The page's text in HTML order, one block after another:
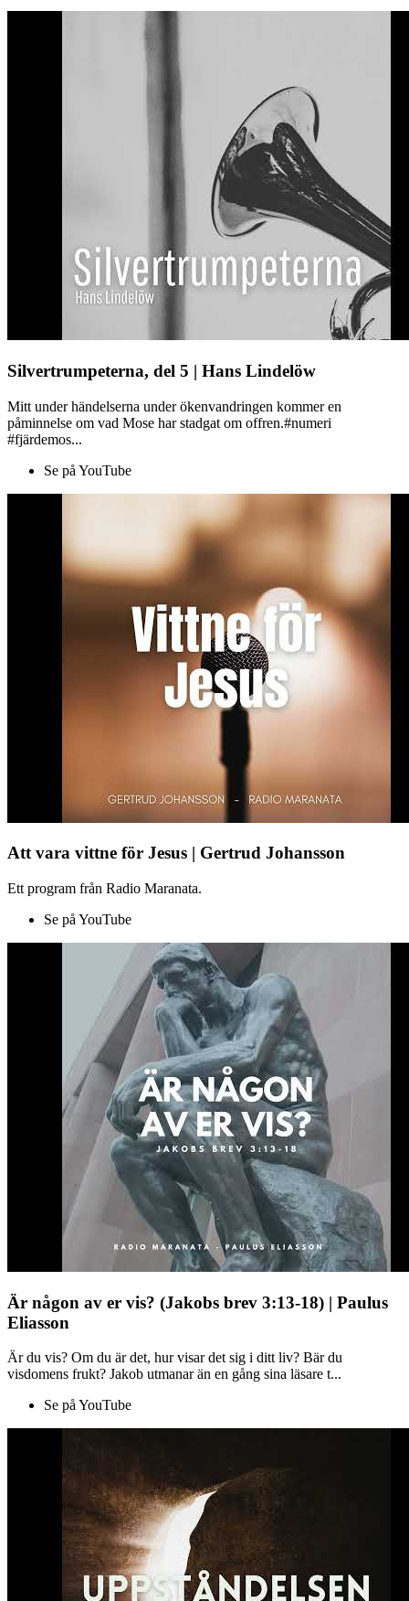
Silvertrumpeterna, del 5 | Hans Lindelöw
Mitt under händelserna under ökenvandringen kommer en
påminnelse om vad Mose har stadgat om offren.#numeri
#fjärdemos...
Se på YouTube
Att vara vittne för Jesus | Gertrud Johansson
Ett program från Radio Maranata.
Se på YouTube
Är någon av er vis? (Jakobs brev 3:13-18) | Paulus
Eliasson
Är du vis? Om du är det, hur visar det sig i ditt liv? Bär du
visdomens frukt? Jakob utmanar än en gång sina läsare t...
Se på YouTube